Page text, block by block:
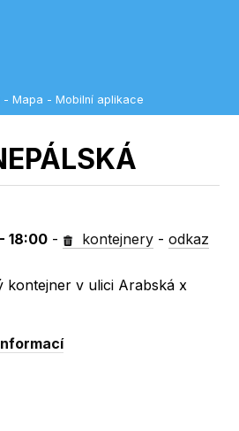
- Mapa - Mobilní aplikace
18:00 - kontejnery -odkaz
kontejner v ulici Arabská x